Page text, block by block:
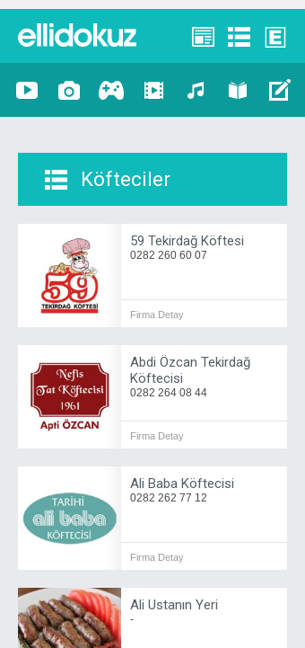
Köfteciler
59 Tekirdağ Köftesi
0282 260 60 07
Firma Detay
Abdi Özcan Tekirdağ
Köftecisi
0282 264 08 44
Firma Detay
Ali Baba Köftecisi
0282 262 77 12
Firma Detay
Ali Ustanın Yeri
-